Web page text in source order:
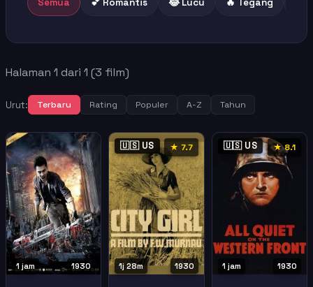
Semua 💕 Romantis 😂 Lucu 🔥 Tegang
Halaman 1 dari 1 (3 film)
Urut: Terbaru Rating Populer A-Z Tahun
1930
1 jam
🇺🇸 US ★ 7.7
1930
1j 28m
🇺🇸 US ★ 8.1
1930
1 jam